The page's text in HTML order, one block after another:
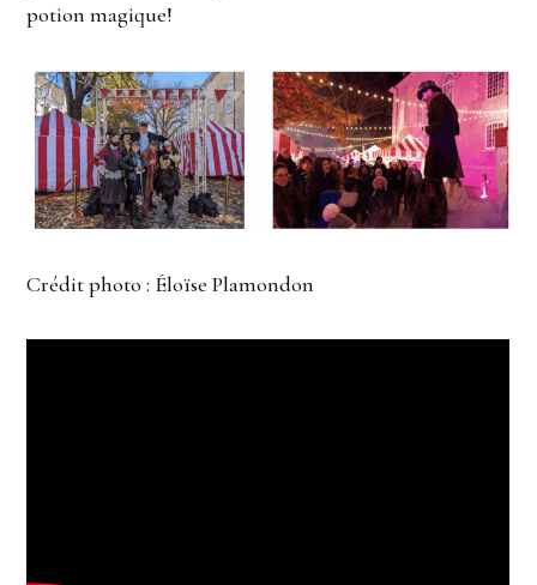
potion magique!
Crédit photo : Éloïse Plamondon